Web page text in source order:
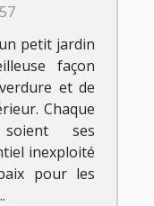
petit jardin
façon
et de
Chaque
ses
inexploité
pour les